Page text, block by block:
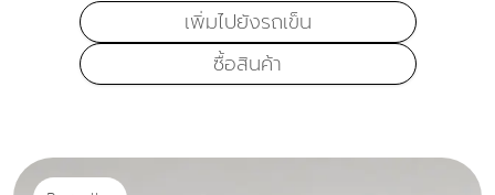
เพิ่มไปยังรถเข็น
ซื้อสินค้า